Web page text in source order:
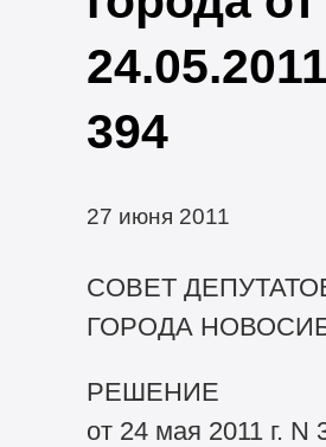
394
27 июня 2011
СОВЕТ
ГОРОДА
РЕШЕНИЕ
от 24 мая 2011 г. N